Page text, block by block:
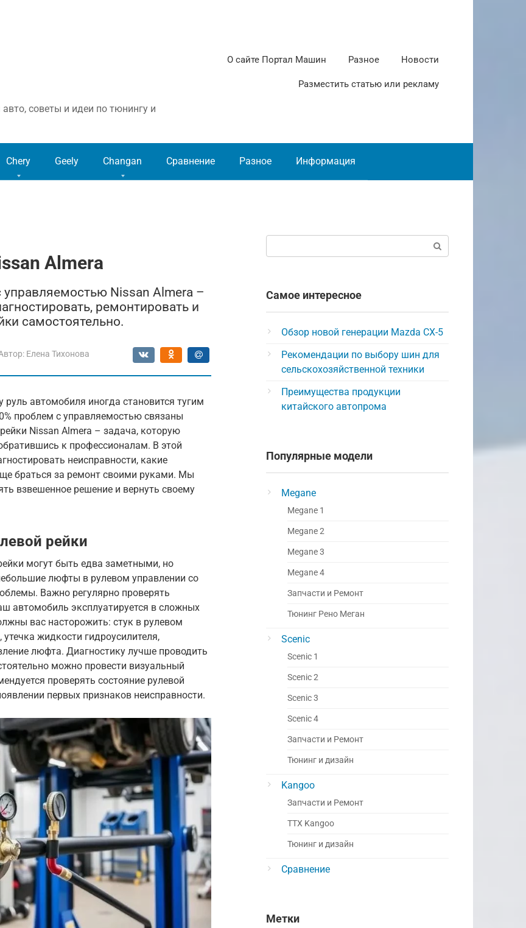
советы и идеи по тюнингу и
О сайте Портал Машин Разное Новости
Разместить статью или рекламу
Chery Geely Changan Сравнение Разное Информация
Almera
управляемостью Nissan Almera –
ремонтировать и
самостоятельно.
Елена Тихонова
автомобиля иногда становится тугим
проблем с управляемостью связаны
Nissan Almera – задача, которую
к профессионалам. В этой
неисправности, какие
браться за ремонт своими руками. Мы
взвешенное решение и вернуть своему
рейки
могут быть едва заметными, но
люфты в рулевом управлении со
Важно регулярно проверять
автомобиль эксплуатируется в сложных
вас насторожить: стук в рулевом
жидкости гидроусилителя,
люфта. Диагностику лучше проводить
можно провести визуальный
проверять состояние рулевой
первых признаков неисправности.
Самое интересное
Обзор новой генерации Mazda CX-5
Рекомендации по выбору шин для
сельскохозяйственной техники
Преимущества продукции
китайского автопрома
Популярные модели
Megane
Megane 1
Megane 2
Megane 3
Megane 4
Запчасти и Ремонт
Тюнинг Рено Меган
Scenic
Scenic 1
Scenic 2
Scenic 3
Scenic 4
Запчасти и Ремонт
Тюнинг и дизайн
Kangoo
Запчасти и Ремонт
ТТХ Kangoo
Тюнинг и дизайн
Сравнение
Метки